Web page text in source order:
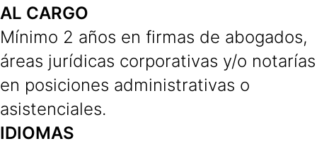
AL CARGO
Mínimo 2 años en firmas de abogados,
áreas jurídicas corporativas y/o notarías
en posiciones administrativas o
asistenciales.
IDIOMAS